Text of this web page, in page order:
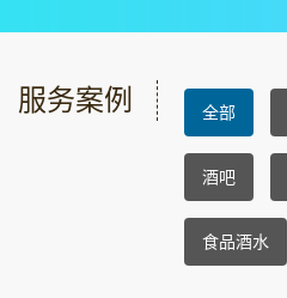
服务案例 全部
酒吧
食品酒水